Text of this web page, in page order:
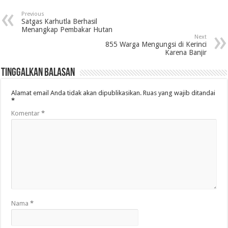
Previous
Satgas Karhutla Berhasil
Menangkap Pembakar Hutan
Next
855 Warga Mengungsi di Kerinci
Karena Banjir
Tinggalkan Balasan
Alamat email Anda tidak akan dipublikasikan. Ruas yang wajib ditandai
*
Komentar*
Nama*